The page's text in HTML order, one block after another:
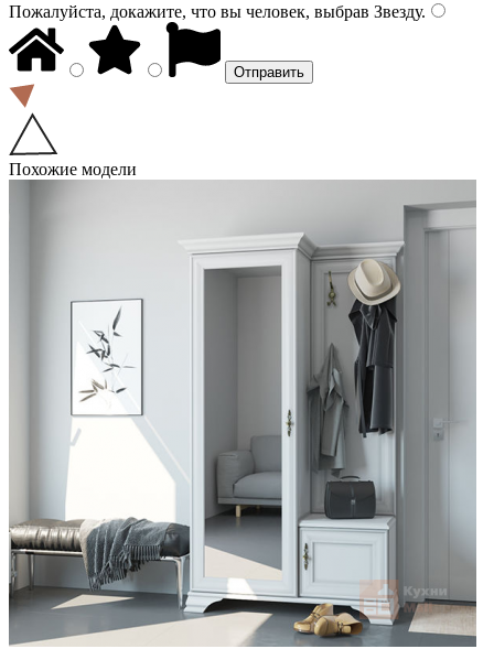
Пожалуйста, докажите, что вы человек, выбрав Звезду.
Похожие модели